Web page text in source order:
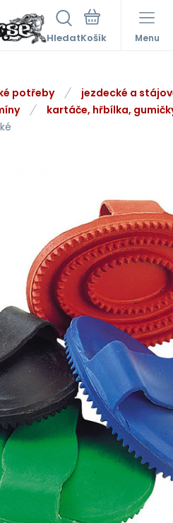
Hledat Menu
potřeby
jezdecké a
kartáče, hřbílka,